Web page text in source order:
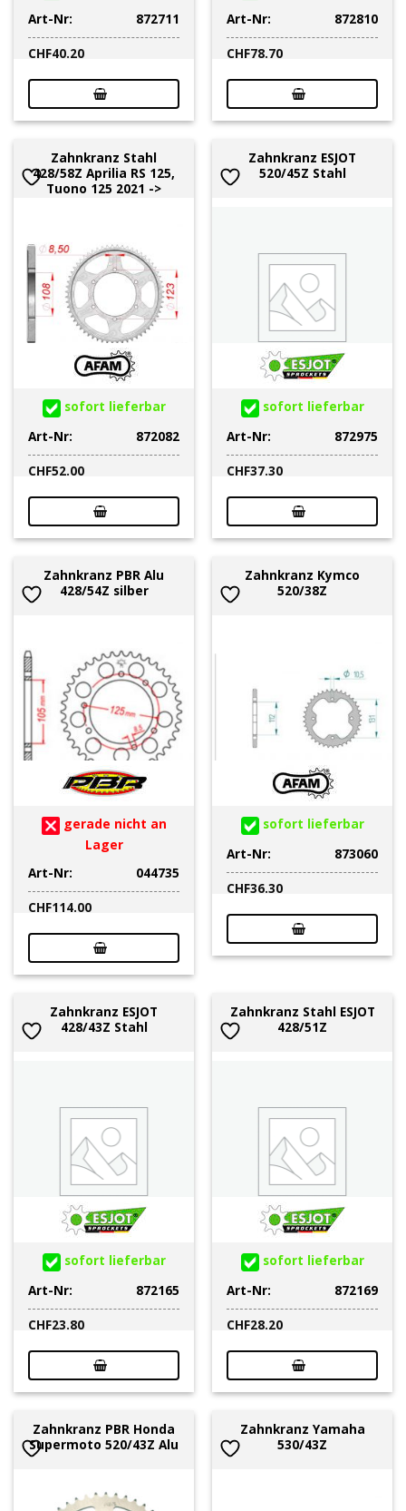
Art-Nr:
872711
CHF40.20
Art-Nr:
872810
CHF78.70
Zahnkranz Stahl
428/58Z Aprilia RS 125,
Tuono 125 2021 ->
sofort lieferbar
Art-Nr:
872082
CHF52.00
Zahnkranz ESJOT
520/45Z Stahl
sofort lieferbar
Art-Nr:
872975
CHF37.30
Zahnkranz PBR Alu
428/54Z silber
gerade nicht an
Lager
Art-Nr:
044735
CHF114.00
Zahnkranz Kymco
520/38Z
sofort lieferbar
Art-Nr:
873060
CHF36.30
Zahnkranz ESJOT
428/43Z Stahl
sofort lieferbar
Art-Nr:
872165
CHF23.80
Zahnkranz Stahl ESJOT
428/51Z
sofort lieferbar
Art-Nr:
872169
CHF28.20
Zahnkranz PBR Honda
Supermoto 520/43Z Alu
Zahnkranz Yamaha
530/43Z